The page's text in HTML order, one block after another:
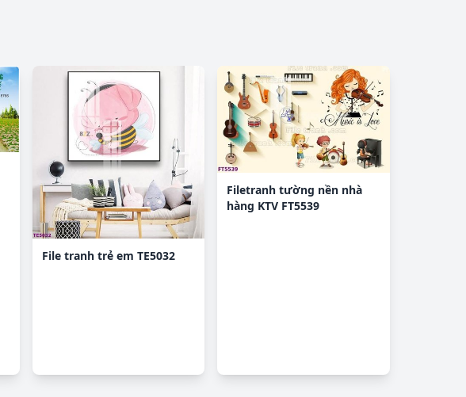
File tranh trẻ em TE5032
Filetranh tường nền nhà
hàng KTV FT5539